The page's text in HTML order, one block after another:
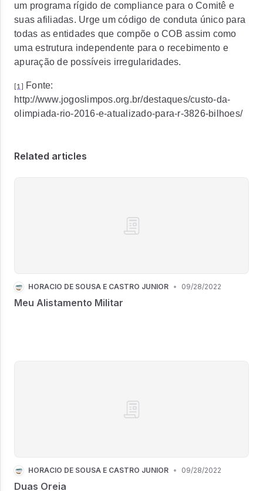
um programa rígido de compliance para o Comitê e
suas afiliadas. Urge um código de conduta único para
todas as entidades que compõe o COB assim como
uma estrutura independente para o recebimento e
apuração de possíveis irregularidades.
[1]
Fonte:
http://www.jogoslimpos.org.br/destaques/custo-da-
olimpiada-rio-2016-e-atualizado-para-r-3826-bilhoes/
Related articles
HORÁCIO DE SOUSA E CASTRO JUNIOR • 09/28/2022
Meu Alistamento Militar
HORÁCIO DE SOUSA E CASTRO JUNIOR • 09/28/2022
Duas Oreia